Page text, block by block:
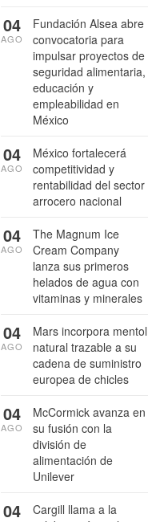
Fundación Alsea abre
convocatoria para
impulsar proyectos de
seguridad alimentaria,
educación y
empleabilidad en
México
04
AGO
México fortalecerá
competitividad y
rentabilidad del sector
arrocero nacional
04
AGO
The Magnum Ice
Cream Company
lanza sus primeros
helados de agua con
vitaminas y minerales
04
AGO
Mars incorpora mentol
natural trazable a su
cadena de suministro
europea de chicles
04
AGO
McCormick avanza en
su fusión con la
división de
alimentación de
Unilever
04
AGO
Cargill llama a la
04